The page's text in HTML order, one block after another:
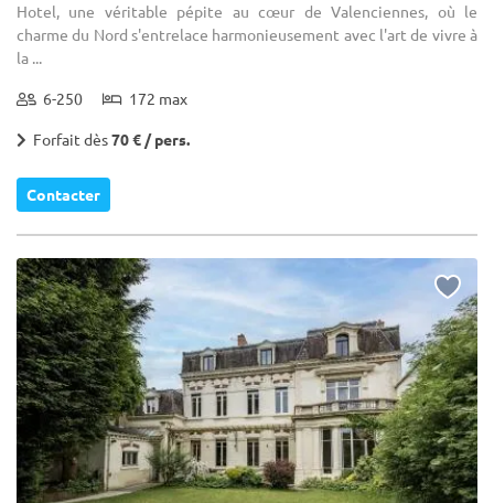
Hotel, une véritable pépite au cœur de Valenciennes, où le
charme du Nord s'entrelace harmonieusement avec l'art de vivre à
la ...
6-250 172 max
Forfait dès70 € / pers.
Contacter